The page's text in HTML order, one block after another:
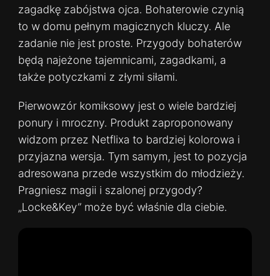
zagadkę zabójstwa ojca. Bohaterowie czynią
to w domu pełnym magicznych kluczy. Ale
zadanie nie jest proste. Przygody bohaterów
będą najeżone tajemnicami, zagadkami, a
także potyczkami z złymi siłami.
Pierwowzór komiksowy jest o wiele bardziej
ponury i mroczny. Produkt zaproponowany
widzom przez Netflixa to bardziej kolorowa i
przyjazna wersja. Tym samym, jest to pozycja
adresowana przede wszystkim do młodzieży.
Pragniesz magii i szalonej przygody?
„Locke&Key” może być właśnie dla ciebie.